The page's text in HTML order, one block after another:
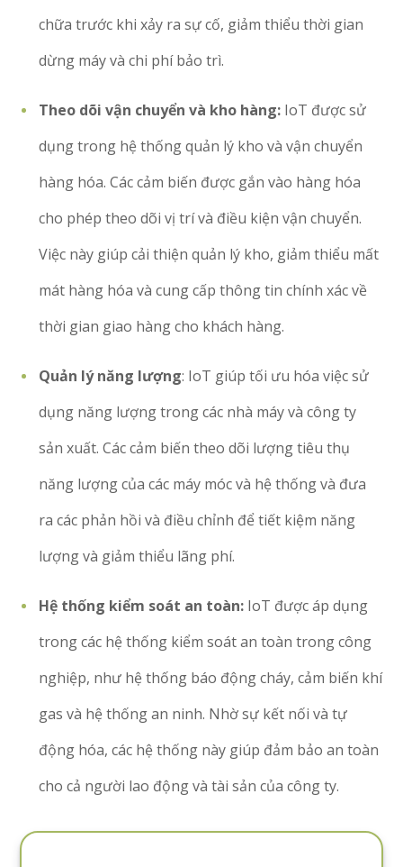
chữa trước khi xảy ra sự cố, giảm thiểu thời gian
dừng máy và chi phí bảo trì.
Theo dõi vận chuyển và kho hàng: IoT được sử
dụng trong hệ thống quản lý kho và vận chuyển
hàng hóa. Các cảm biến được gắn vào hàng hóa
cho phép theo dõi vị trí và điều kiện vận chuyển.
Việc này giúp cải thiện quản lý kho, giảm thiểu mất
mát hàng hóa và cung cấp thông tin chính xác về
thời gian giao hàng cho khách hàng.
Quản lý năng lượng: IoT giúp tối ưu hóa việc sử
dụng năng lượng trong các nhà máy và công ty
sản xuất. Các cảm biến theo dõi lượng tiêu thụ
năng lượng của các máy móc và hệ thống và đưa
ra các phản hồi và điều chỉnh để tiết kiệm năng
lượng và giảm thiểu lãng phí.
Hệ thống kiểm soát an toàn: IoT được áp dụng
trong các hệ thống kiểm soát an toàn trong công
nghiệp, như hệ thống báo động cháy, cảm biến khí
gas và hệ thống an ninh. Nhờ sự kết nối và tự
động hóa, các hệ thống này giúp đảm bảo an toàn
cho cả người lao động và tài sản của công ty.